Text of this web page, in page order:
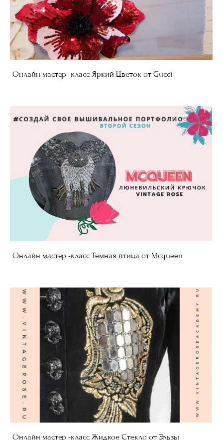
Онлайн мастер -класс Яркий Цветок от Gucci
Онлайн мастер -класс Темная птица от Mcqueen
Онлайн мастер -класс Жидкое Стекло от Эльзы